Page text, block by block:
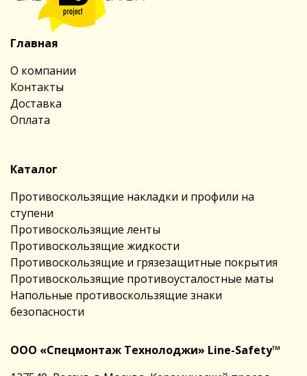
Главная
О компании
Контакты
Доставка
Оплата
Каталог
Противоскользящие накладки и профили на
ступени
Противоскользящие ленты
Противоскользящие жидкости
Противоскользящие и грязезащитные покрытия
Противоскользящие противоусталостные маты
Напольные противоскользящие знаки
безопасности
ООО «Спецмонтаж Технолоджи» Line-Safety™